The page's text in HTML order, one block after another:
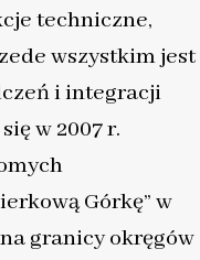
techniczne,
wszystkim jest
i integracji
w 2007 r.
Górkę” w
granicy okręgów